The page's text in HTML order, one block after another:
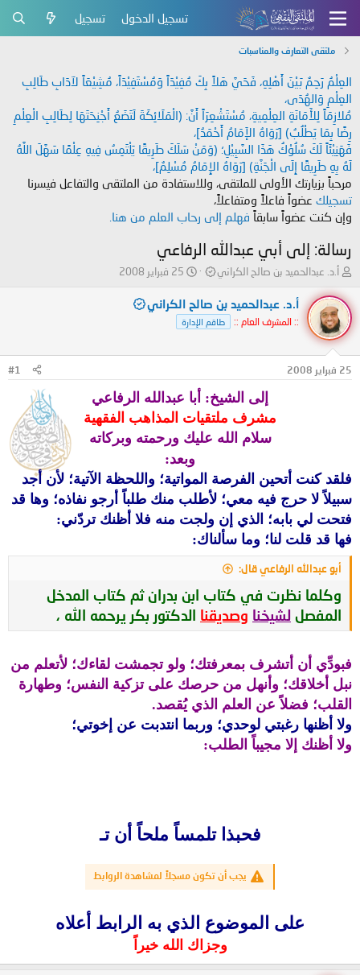
تسجيل الدخول تسجيل
ملتقى التعارف والمناسبات
العِلْمُ رَحِمٌ بَيْنَ أَهْلِهِ، فَحَيَّ هَلاً بِكَ مُفِيْدَاً وَمُسْتَفِيْدَاً، مُشِيْعَاً لآدَابِ طَالِبِ
العِلْمِ وَالهُدَى،
مُلازِمَاً لِلأَمَانَةِ العِلْمِيةِ، مُسْتَشْعِرَاً أَنَّ: (الْمَلَائِكَةَ لَتَضَعُ أَجْنِحَتَهَا لِطَالِبِ الْعِلْمِ
رِضًا بِمَا يَطْلُبُ) [رَوَاهُ الإَمَامُ أَحْمَدُ]،
فَهَنِيْئَاً لَكَ سُلُوْكُ هَذَا السَّبِيْلِ؛ (وَمَنْ سَلَكَ طَرِيقًا يَلْتَمِسُ فِيهِ عِلْمًا سَهَّلَ اللَّهُ
لَهُ بِهِ طَرِيقًا إِلَى الْجَنَّةِ) [رَوَاهُ الإِمَامُ مُسْلِمٌ]،
مرحباً بزيارتك الأولى للملتقى، وللاستفادة من الملتقى والتفاعل فيسرنا
تسجيلك عضواً فاعلاً ومتفاعلاً،
وإن كنت عضواً سابقاً فهلم إلى رحاب العلم من هنا.
رسالة: إلى أبي عبدالله الرفاعي
ب
د
ئ
ا
ل
م
و
أ.د. عبدالحميد بن صالح الكراني
ت
ر
ي
خ
ل
ء
25 فبراير 2008
أ.د. عبدالحميد بن صالح الكراني
:: المشرف العام :: طاقم الإدارة
25 فبراير 2008 #1
إلى الشيخ: أبا عبدالله الرفاعي
مشرف ملتقيات المذاهب الفقهية
سلام الله عليك ورحمته وبركاته
وبعد:
فلقد كنت أتحين الفرصة المواتية؛ واللحظة الآتية؛ لأن أجد
سبيلاً لا حرج فيه معي؛ لأطلب منك طلباً أرجو نفاذه؛ وها قد
فتحت لي بابه؛ الذي إن ولجت منه فلا أظنك تردّني:
فها قد قلت لنا؛ وما سألناك:
أبو عبدالله الرفاعي قال:
وكلما نظرت في كتاب ابن بدران ثم كتاب المدخل
المفصل لشيخنا وصديقنا الدكتور بكر يرحمه الله ،
فبودِّي أن أتشرف بمعرفتك؛ ولو تجمشت لقاءك؛ لأتعلم من
نبل أخلاقك؛ وأنهل من حرصك على تزكية النفس؛ وطهارة
القلب؛ فضلاً عن العلم الذي يُقصد.
ولا أظنها رغبتي لوحدي؛ وربما انتدبت عن إخوتي؛
ولا أظنك إلا مجيباً الطلب:
فحبذا تلمساً ملحاً أن تـ
يجب أن تكون مسجلاً لمشاهدة الروابط
على الموضوع الذي به الرابط أعلاه
وجزاك الله خيراً